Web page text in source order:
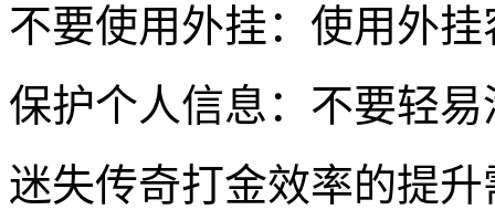
不要使用外挂：使用外
保护个人信息：不要轻
迷失传奇打金效率的提